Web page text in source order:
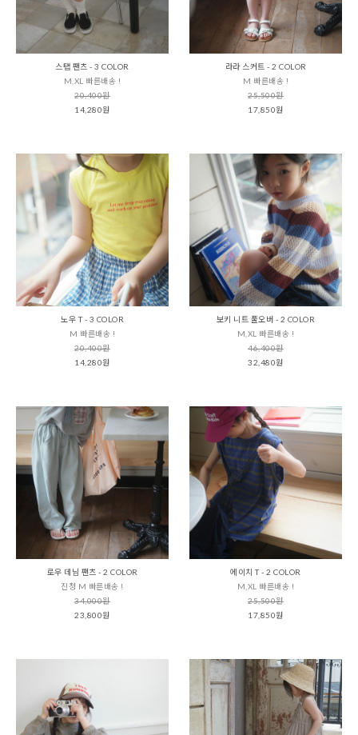
스탭 팬츠 - 3 COLOR
M,XL 빠른배송 !
20,400원
14,280원
라라 스커트 - 2 COLOR
M 빠른배송 !
25,500원
17,850원
노우 T - 3 COLOR
M 빠른배송 !
20,400원
14,280원
보키 니트 풀오버 - 2 COLOR
M,XL 빠른배송 !
46,400원
32,480원
로우 데님 팬츠 - 2 COLOR
진청 M 빠른배송 !
34,000원
23,800원
에이치 T - 2 COLOR
M,XL 빠른배송 !
25,500원
17,850원